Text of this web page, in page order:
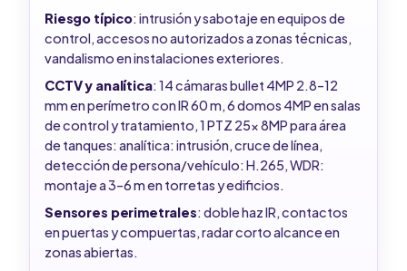
Riesgo típico: intrusión y sabotaje en equipos de
control, accesos no autorizados a zonas técnicas,
vandalismo en instalaciones exteriores.
CCTV y analítica: 14 cámaras bullet 4MP 2.8–12
mm en perímetro con IR 60 m, 6 domos 4MP en salas
de control y tratamiento, 1 PTZ 25x 8MP para área
de tanques: analítica: intrusión, cruce de línea,
detección de persona/vehículo: H.265, WDR:
montaje a 3–6 m en torretas y edificios.
Sensores perimetrales: doble haz IR, contactos
en puertas y compuertas, radar corto alcance en
zonas abiertas.